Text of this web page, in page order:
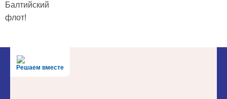
Балтийский
флот!
Решаем вместе